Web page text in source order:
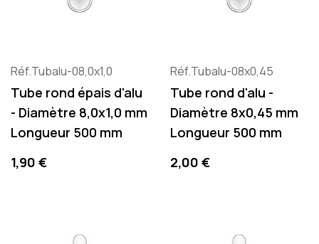
Réf.Tubalu-08,0x1,0
Tube rond épais d'alu
- Diamètre 8,0x1,0 mm
Longueur 500 mm
Precio
1,90 €
Réf.Tubalu-08x0,45
Tube rond d'alu -
Diamètre 8x0,45 mm
Longueur 500 mm
Precio
2,00 €